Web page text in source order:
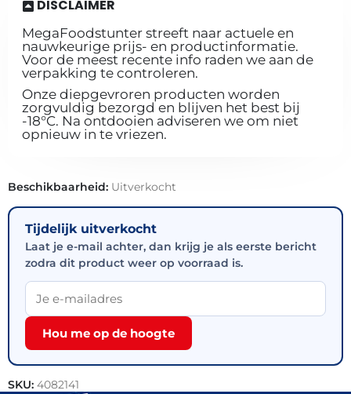
DISCLAIMER
MegaFoodstunter streeft naar actuele en
nauwkeurige prijs- en productinformatie.
Voor de meest recente info raden we aan de
verpakking te controleren.
Onze diepgevroren producten worden
zorgvuldig bezorgd en blijven het best bij
-18°C. Na ontdooien adviseren we om niet
opnieuw in te vriezen.
Beschikbaarheid: Uitverkocht
Tijdelijk uitverkocht
Laat je e-mail achter, dan krijg je als eerste bericht
zodra dit product weer op voorraad is.
Hou me op de hoogte
SKU: 4082141